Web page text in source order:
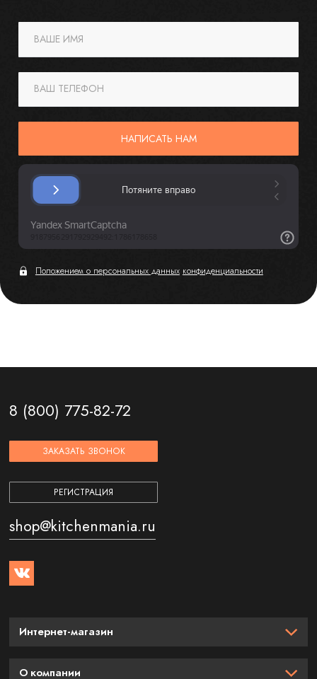
ВАШЕ ИМЯ
ВАШ ТЕЛЕФОН
НАПИСАТЬ НАМ
Положением о персональных данных конфиденциальности
8 (800) 775-82-72
ЗАКАЗАТЬ ЗВОНОК
РЕГИСТРАЦИЯ
shop@kitchenmania.ru
Интернет-магазин
О компании